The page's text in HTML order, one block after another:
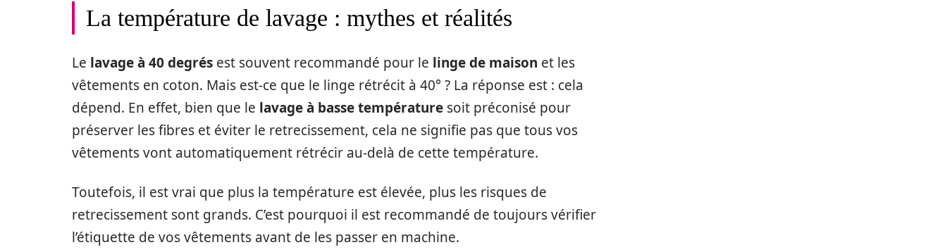
La température de lavage : mythes et réalités
Le lavage à 40 degrés est souvent recommandé pour le linge de maison et les
vêtements en coton. Mais est-ce que le linge rétrécit à 40° ? La réponse est : cela
dépend. En effet, bien que le lavage à basse température soit préconisé pour
préserver les fibres et éviter le retrecissement, cela ne signifie pas que tous vos
vêtements vont automatiquement rétrécir au-delà de cette température.
Toutefois, il est vrai que plus la température est élevée, plus les risques de
retrecissement sont grands. C’est pourquoi il est recommandé de toujours vérifier
l’étiquette de vos vêtements avant de les passer en machine.